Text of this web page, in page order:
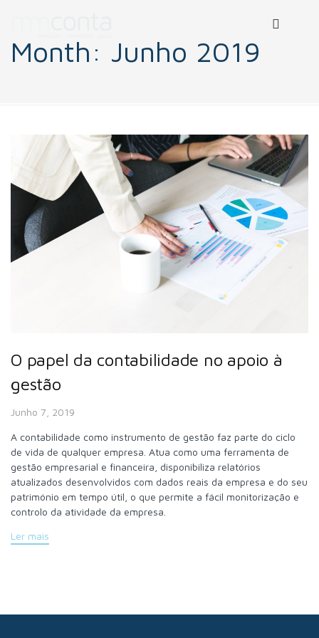
Month: Junho 2019
O papel da contabilidade no apoio à
gestão
Junho 7, 2019
A contabilidade como instrumento de gestão faz parte do ciclo
de vida de qualquer empresa. Atua como uma ferramenta de
gestão empresarial e financeira, disponibiliza relatórios
atualizados desenvolvidos com dados reais da empresa e do seu
património em tempo útil, o que permite a fácil monitorização e
controlo da atividade da empresa.
Ler mais